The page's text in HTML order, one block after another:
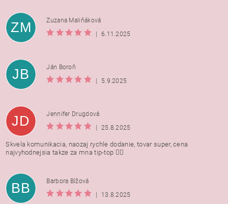
ZM
Zuzana Maliňáková
|
6.11.2025
JB
Ján Boroň
|
5.9.2025
JD
Jennifer Drugdová
|
25.8.2025
Skvela komunikacia, naozaj rychle dodanie, tovar super, cena
najvyhodnejsia takze za mna tip-top 👍🏻
BB
Barbora Bížová
|
13.8.2025